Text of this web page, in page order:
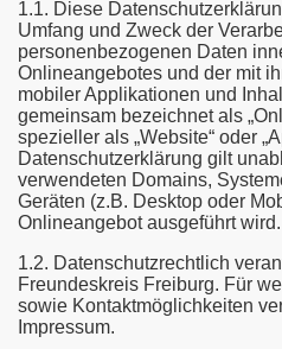
1.1. Diese
Umfang und Zweck der
personenbezogenen Daten
Onlineangebotes und der mit
mobiler Applikationen und
gemeinsam bezeichnet als
spezieller als „Website“ oder
Datenschutzerklärung gilt
verwendeten Domains,
Geräten (z.B. Desktop oder
Onlineangebot ausgeführt wird.
1.2. Datenschutzrechtlich
Freundeskreis Freiburg. Für
sowie Kontaktmöglichkeiten
Impressum.
die "Lesbarkeit der Welt"
2014
2015
Februar 2016
Februar 2017